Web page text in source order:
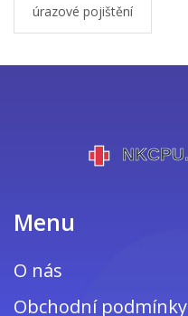
úrazové pojištění
Menu
O nás
Obchodní podmínky